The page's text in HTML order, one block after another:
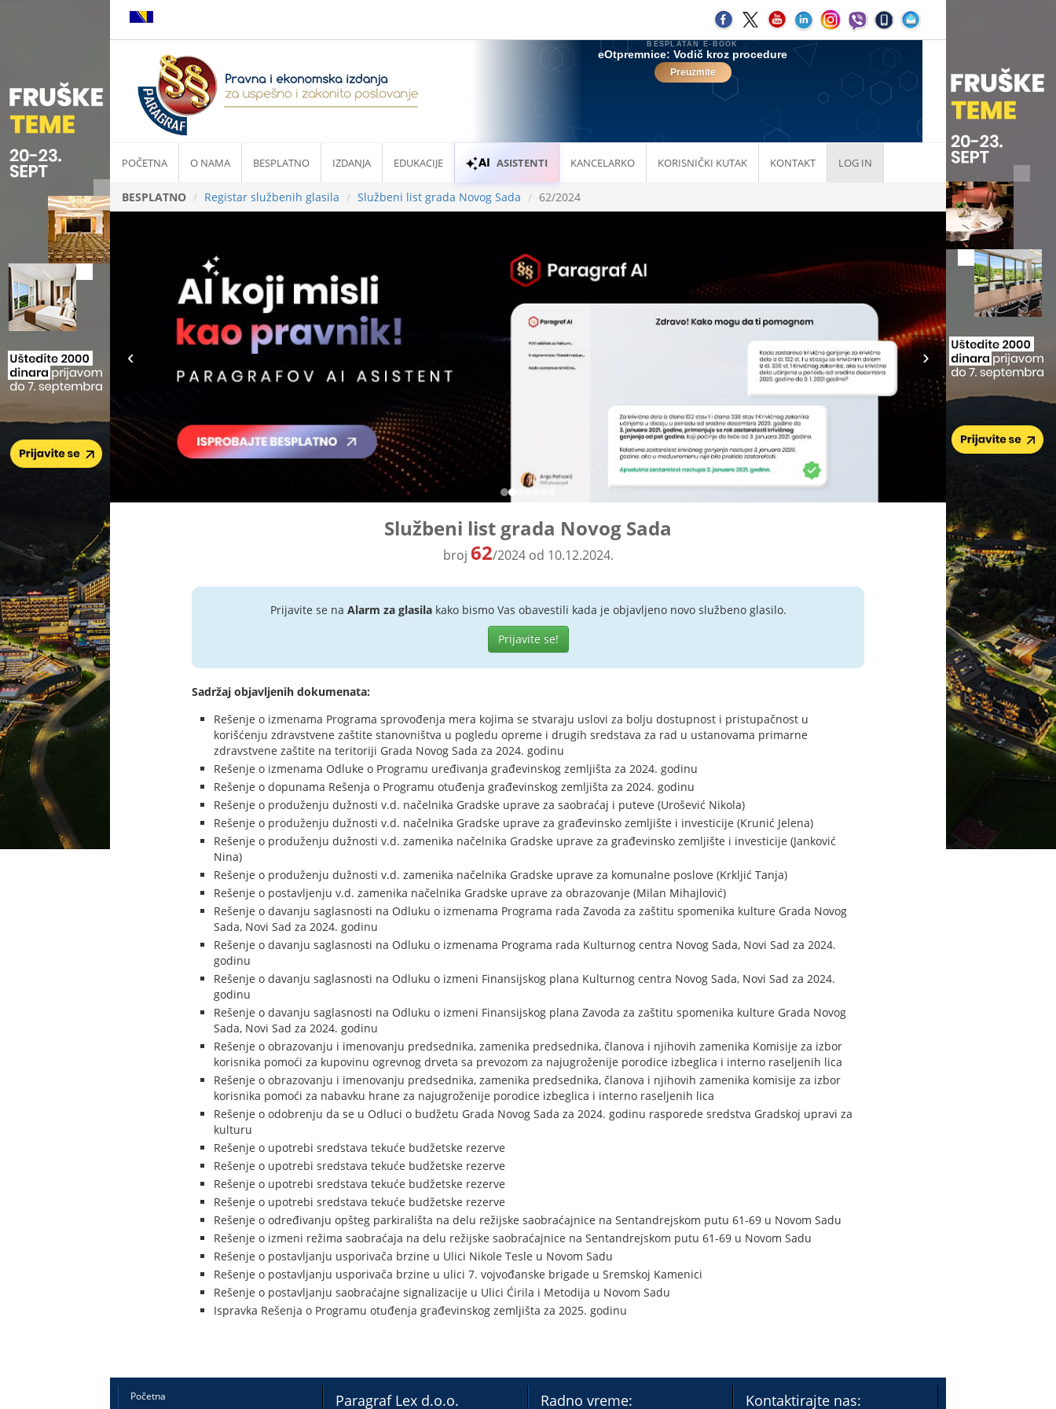
POČETNA O NAMA BESPLATNO IZDANJA EDUKACIJE ASISTENTI KANCELARKO KORISNIČKI KUTAK KONTAKT LOG IN
BESPLATNO Registar službenih glasila Službeni list grada Novog Sada 62/2024
Službeni list grada Novog Sada
broj 62/2024 od 10.12.2024.
Prijavite se na Alarm za glasilakako bismo Vas obavestili kada je objavljeno novo službeno glasilo.
Prijavite se!
Sadržaj objavljenih dokumenata:
Rešenje o izmenama Programa sprovođenja mera kojima se stvaraju uslovi za bolju dostupnost i pristupačnost u
korišćenju zdravstvene zaštite stanovništva u pogledu opreme i drugih sredstava za rad u ustanovama primarne
zdravstvene zaštite na teritoriji Grada Novog Sada za 2024. godinu
Rešenje o izmenama Odluke o Programu uređivanja građevinskog zemljišta za 2024. godinu
Rešenje o dopunama Rešenja o Programu otuđenja građevinskog zemljišta za 2024. godinu
Rešenje o produženju dužnosti v.d. načelnika Gradske uprave za saobraćaj i puteve (Urošević Nikola)
Rešenje o produženju dužnosti v.d. načelnika Gradske uprave za građevinsko zemljište i investicije (Krunić Jelena)
Rešenje o produženju dužnosti v.d. zamenika načelnika Gradske uprave za građevinsko zemljište i investicije (Janković
Nina)
Rešenje o produženju dužnosti v.d. zamenika načelnika Gradske uprave za komunalne poslove (Krkljić Tanja)
Rešenje o postavljenju v.d. zamenika načelnika Gradske uprave za obrazovanje (Milan Mihajlović)
Rešenje o davanju saglasnosti na Odluku o izmenama Programa rada Zavoda za zaštitu spomenika kulture Grada Novog
Sada, Novi Sad za 2024. godinu
Rešenje o davanju saglasnosti na Odluku o izmenama Programa rada Kulturnog centra Novog Sada, Novi Sad za 2024.
godinu
Rešenje o davanju saglasnosti na Odluku o izmeni Finansijskog plana Kulturnog centra Novog Sada, Novi Sad za 2024.
godinu
Rešenje o davanju saglasnosti na Odluku o izmeni Finansijskog plana Zavoda za zaštitu spomenika kulture Grada Novog
Sada, Novi Sad za 2024. godinu
Rešenje o obrazovanju i imenovanju predsednika, zamenika predsednika, članova i njihovih zamenika Komisije za izbor
korisnika pomoći za kupovinu ogrevnog drveta sa prevozom za najugroženije porodice izbeglica i interno raseljenih lica
Rešenje o obrazovanju i imenovanju predsednika, zamenika predsednika, članova i njihovih zamenika komisije za izbor
korisnika pomoći za nabavku hrane za najugroženije porodice izbeglica i interno raseljenih lica
Rešenje o odobrenju da se u Odluci o budžetu Grada Novog Sada za 2024. godinu rasporede sredstva Gradskoj upravi za
kulturu
Rešenje o upotrebi sredstava tekuće budžetske rezerve
Rešenje o upotrebi sredstava tekuće budžetske rezerve
Rešenje o upotrebi sredstava tekuće budžetske rezerve
Rešenje o upotrebi sredstava tekuće budžetske rezerve
Rešenje o određivanju opšteg parkirališta na delu režijske saobraćajnice na Sentandrejskom putu 61-69 u Novom Sadu
Rešenje o izmeni režima saobraćaja na delu režijske saobraćajnice na Sentandrejskom putu 61-69 u Novom Sadu
Rešenje o postavljanju usporivača brzine u Ulici Nikole Tesle u Novom Sadu
Rešenje o postavljanju usporivača brzine u ulici 7. vojvođanske brigade u Sremskoj Kamenici
Rešenje o postavljanju saobraćajne signalizacije u Ulici Ćirila i Metodija u Novom Sadu
Ispravka Rešenja o Programu otuđenja građevinskog zemljišta za 2025. godinu
Početna
Paragraf Lex d.o.o. Radno vreme: Kontaktirajte nas: